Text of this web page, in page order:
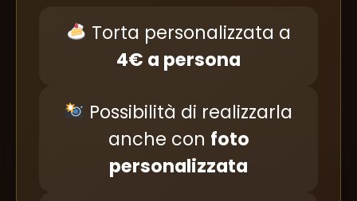
Torta personalizzata a
4€ a persona
Possibilità di realizzarla
anche con foto
personalizzata